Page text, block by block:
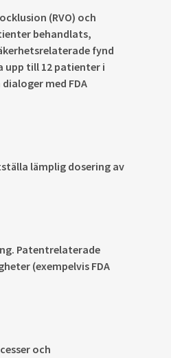
(RVO) och
behandlats,
fynd
till 12 patienter i
med FDA
lämplig dosering av
Patentrelaterade
(exempelvis FDA
och